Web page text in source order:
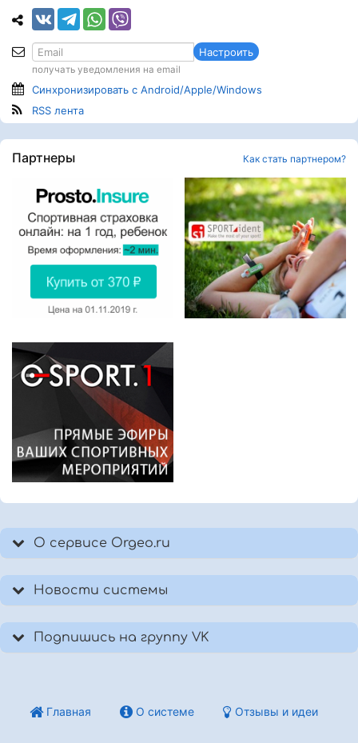
Настроить
получать уведомления на email
Синхронизировать с Android/Apple/Windows
RSS лента
Партнеры Как стать партнером?
О сервисе Orgeo.ru
Новости системы
Подпишись на группу VK
Главная О системе Отзывы и идеи